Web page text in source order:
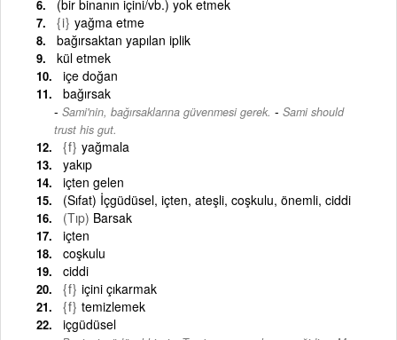
(bir binanın içini/vb.) yok etmek
{i} yağma etme
bağırsaktan yapılan iplik
kül etmek
içe doğan
bağırsak
Sami'nin, bağırsaklarına güvenmesi gerek. - Sami should
trust his gut.
{f} yağmala
yakıp
içten gelen
(Sıfat) İçgüdüsel, içten, ateşli, coşkulu, önemli, ciddi
(Tıp) Barsak
içten
coşkulu
ciddi
{f} içini çıkarmak
{f} temizlemek
içgüdüsel